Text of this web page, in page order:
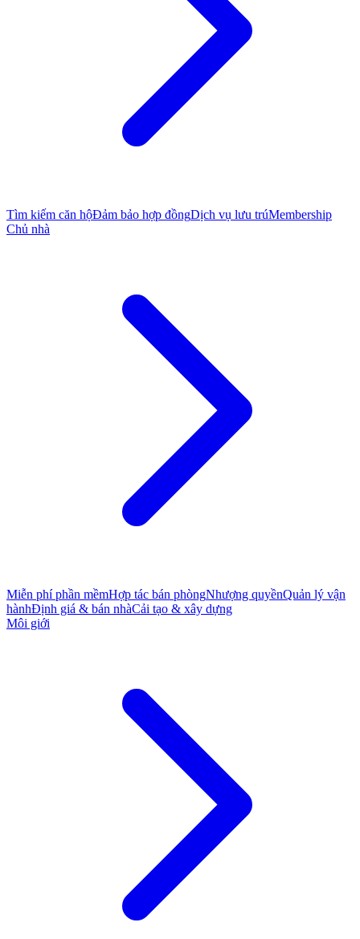
Tìm kiếm căn hộĐảm bảo hợp đồngDịch vụ lưu trúMembership
Chủ nhà
Miễn phí phần mềmHợp tác bán phòngNhượng quyềnQuản lý vận
hànhĐịnh giá & bán nhàCải tạo & xây dựng
Môi giới